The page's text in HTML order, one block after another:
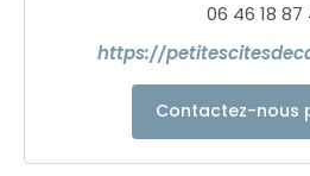
06 46 18 87
https://
Contactez-nous